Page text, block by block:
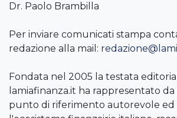
Dr. Paolo Brambilla
Per inviare comunicati stampa
redazione alla mail:
Fondata nel 2005 la testata
lamiafinanza.it ha rappresentato
punto di riferimento autorevole ed